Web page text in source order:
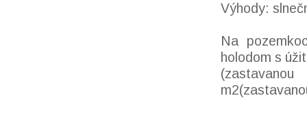
Výhody:
Na
holodom s